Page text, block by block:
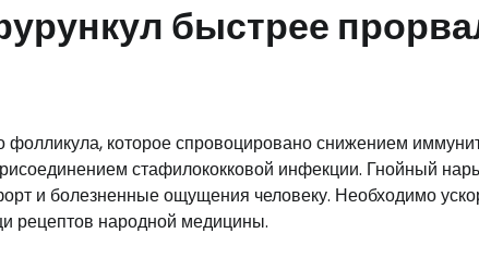
быстрее
которое спровоцировано снижением
стафилококковой инфекции. Гнойный
и болезненные ощущения человеку. Необходимо
рецептов народной медицины.